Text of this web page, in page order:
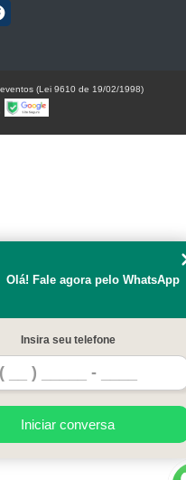
Olá! Fale agora pelo WhatsApp
Insira seu telefone
Iniciar conversa
(Lei 9610 de 19/02/1998)